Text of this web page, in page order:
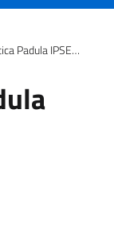
Padula IPSEOA